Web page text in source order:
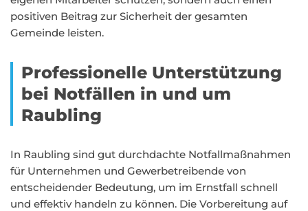
positiven Beitrag zur Sicherheit der gesamten
Gemeinde leisten.
Professionelle Unterstützung
bei Notfällen in und um
Raubling
In Raubling sind gut durchdachte Notfallmaßnahmen
für Unternehmen und Gewerbetreibende von
entscheidender Bedeutung, um im Ernstfall schnell
und effektiv handeln zu können. Die Vorbereitung auf